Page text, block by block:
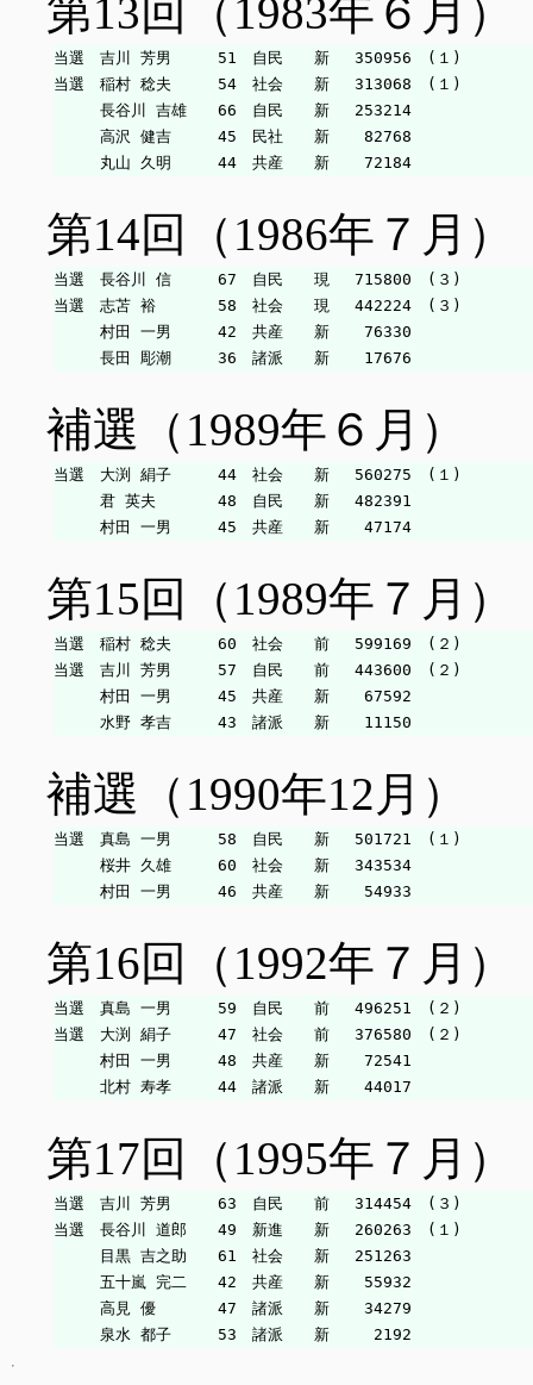
第13回（1983年６月）
当選　吉川 芳男　　　51　自民　　新　 350956　(１)
当選　稲村 稔夫　　　54　社会　　新　 313068　(１)
長谷川 吉雄　　66　自民　　新　 253214
高沢 健吉　　　45　民社　　新　  82768
第14回（1986年７月）
当選　長谷川 信　　　67　自民　　現　 715800　(３)
当選　志苫 裕　　　　58　社会　　現　 442224　(３)
村田 一男　　　42　共産　　新　  76330
補選（1989年６月）
当選　大渕 絹子　　　44　社会　　新　 560275　(１)
君 英夫　　　　48　自民　　新　 482391
第15回（1989年７月）
当選　稲村 稔夫　　　60　社会　　前　 599169　(２)
当選　吉川 芳男　　　57　自民　　前　 443600　(２)
村田 一男　　　45　共産　　新　  67592
補選（1990年12月）
当選　真島 一男　　　58　自民　　新　 501721　(１)
桜井 久雄　　　60　社会　　新　 343534
第16回（1992年７月）
当選　真島 一男　　　59　自民　　前　 496251　(２)
当選　大渕 絹子　　　47　社会　　前　 376580　(２)
村田 一男　　　48　共産　　新　  72541
第17回（1995年７月）
当選　吉川 芳男　　　63　自民　　前　 314454　(３)
当選　長谷川 道郎　　49　新進　　新　 260263　(１)
目黒 吉之助　　61　社会　　新　 251263
五十嵐 完二　　42　共産　　新　  55932
高見 優　　　　47　諸派　　新　  34279